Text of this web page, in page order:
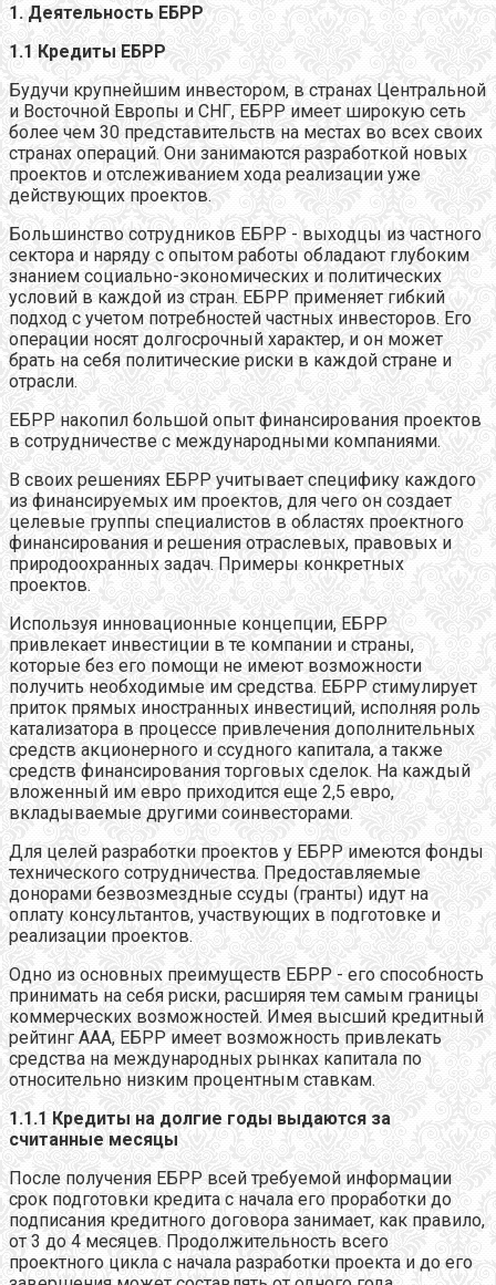
1. Деятельность ЕБРР
1.1 Кредиты ЕБРР
Будучи крупнейшим инвестором, в странах Центральной
и Восточной Европы и СНГ, ЕБРР имеет широкую сеть
более чем 30 представительств на местах во всех своих
странах операций. Они занимаются разработкой новых
проектов и отслеживанием хода реализации уже
действующих проектов.
Большинство сотрудников ЕБРР - выходцы из частного
сектора и наряду с опытом работы обладают глубоким
знанием социально-экономических и политических
условий в каждой из стран. ЕБРР применяет гибкий
подход с учетом потребностей частных инвесторов. Его
операции носят долгосрочный характер, и он может
брать на себя политические риски в каждой стране и
отрасли.
ЕБРР накопил большой опыт финансирования проектов
в сотрудничестве с международными компаниями.
В своих решениях ЕБРР учитывает специфику каждого
из финансируемых им проектов, для чего он создает
целевые группы специалистов в областях проектного
финансирования и решения отраслевых, правовых и
природоохранных задач. Примеры конкретных
проектов.
Используя инновационные концепции, ЕБРР
привлекает инвестиции в те компании и страны,
которые без его помощи не имеют возможности
получить необходимые им средства. ЕБРР стимулирует
приток прямых иностранных инвестиций, исполняя роль
катализатора в процессе привлечения дополнительных
средств акционерного и ссудного капитала, а также
средств финансирования торговых сделок. На каждый
вложенный им евро приходится еще 2,5 евро,
вкладываемые другими соинвесторами.
Для целей разработки проектов у ЕБРР имеются фонды
технического сотрудничества. Предоставляемые
донорами безвозмездные ссуды (гранты) идут на
оплату консультантов, участвующих в подготовке и
реализации проектов.
Одно из основных преимуществ ЕБРР - его способность
принимать на себя риски, расширяя тем самым границы
коммерческих возможностей. Имея высший кредитный
рейтинг ААА, ЕБРР имеет возможность привлекать
средства на международных рынках капитала по
относительно низким процентным ставкам.
1.1.1 Кредиты на долгие годы выдаются за
считанные месяцы
После получения ЕБРР всей требуемой информации
срок подготовки кредита с начала его проработки до
подписания кредитного договора занимает, как правило,
от 3 до 4 месяцев. Продолжительность всего
проектного цикла с начала разработки проекта и до его